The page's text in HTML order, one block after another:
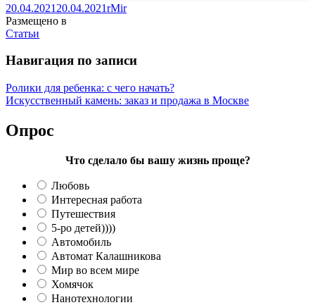
20.04.2021 20.04.2021rMir
Размещено в
Статьи
Навигация по записи
Ролики для ребенка: с чего начать?
Искусственный камень: заказ и продажа в Москве
Опрос
Что сделало бы вашу жизнь проще?
Любовь
Интересная работа
Путешествия
5-ро детей))))
Автомобиль
Автомат Калашникова
Мир во всем мире
Хомячок
Нанотехнологии